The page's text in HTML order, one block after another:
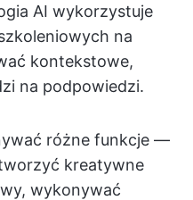
AI wykorzystuje
na
kontekstowe,
na podpowiedzi.
różne funkcje —
kreatywne
wykonywać